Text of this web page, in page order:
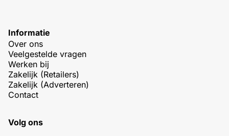
Informatie
Over ons
Veelgestelde vragen
Werken bij
Zakelijk (Retailers)
Zakelijk (Adverteren)
Contact
Volg ons